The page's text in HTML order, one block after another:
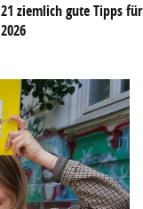
21 ziemlich gute Tipps
2026